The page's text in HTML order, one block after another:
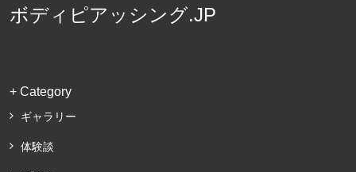
ボディピアッシング.JP
+ Category
ギャラリー
体験談